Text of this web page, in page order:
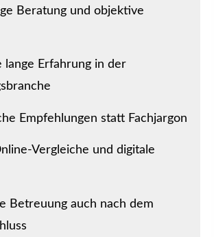
Beratung und objektive
lange Erfahrung in der
Empfehlungen statt Fachjargon
Vergleiche und digitale
Betreuung auch nach dem